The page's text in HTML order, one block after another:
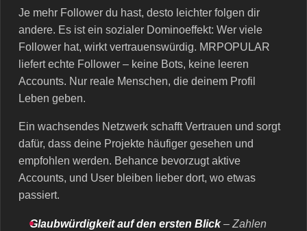
Je mehr Follower du hast, desto leichter folgen dir
andere. Es ist ein sozialer Dominoeffekt: Wer viele
Follower hat, wirkt vertrauenswürdig. MRPOPULAR
liefert echte Follower – keine Bots, keine leeren
Accounts. Nur reale Menschen, die deinem Profil
Leben geben.
Ein wachsendes Netzwerk schafft Vertrauen und sorgt
dafür, dass deine Projekte häufiger gesehen und
empfohlen werden. Behance bevorzugt aktive
Accounts, und User bleiben lieber dort, wo etwas
passiert.
Glaubwürdigkeit auf den ersten Blick– Zahlen